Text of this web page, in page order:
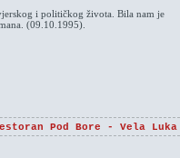
i političkog života. Bila nam je
(09.10.1995).
Pod Bore - Vela Luka